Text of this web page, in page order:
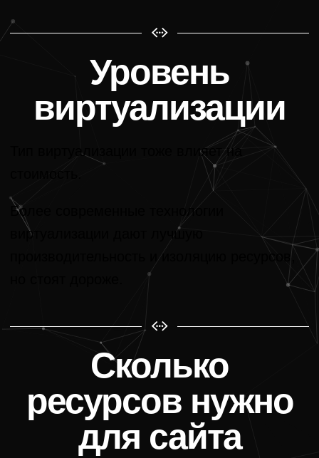
Уровень
виртуализации
Тип виртуализации тоже влияет на
Более современные технологии
виртуализации дают лучшую
производительность и изоляцию ресурсов,
Сколько
ресурсов нужно
для сайта